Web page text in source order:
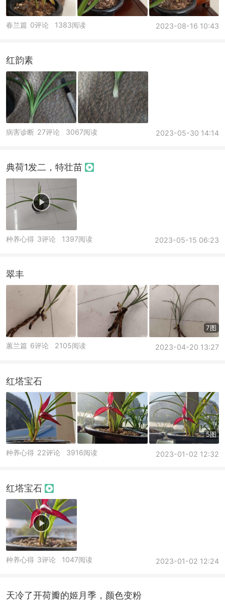
春兰篇 2023-08-16 10:43
0评论 1383阅读
红韵素
病害诊断 2023-05-30 14:14
27评论 3067阅读
典荷1发二，特壮苗
种养心得 2023-05-15 06:23
3评论 1397阅读
翠丰
7图
蕙兰篇 2023-04-20 13:27
6评论 2105阅读
红塔宝石
5图
种养心得 2023-01-02 12:32
22评论 3916阅读
红塔宝石
种养心得 2023-01-02 12:24
3评论 1047阅读
天冷了开荷瓣的姬月季，颜色变粉